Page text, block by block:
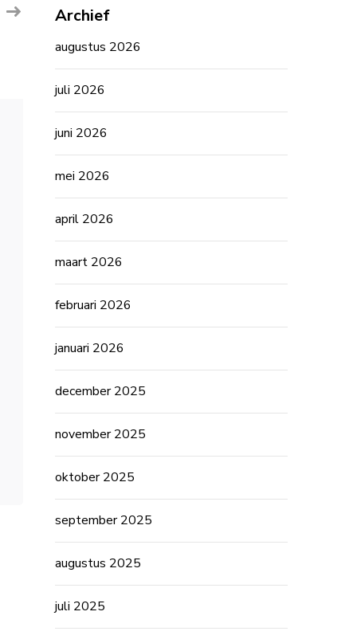
Nationale
expertise!
Archief
augustus 2026
juli 2026
juni 2026
mei 2026
april 2026
maart 2026
februari 2026
januari 2026
december 2025
november 2025
oktober 2025
september 2025
augustus 2025
juli 2025